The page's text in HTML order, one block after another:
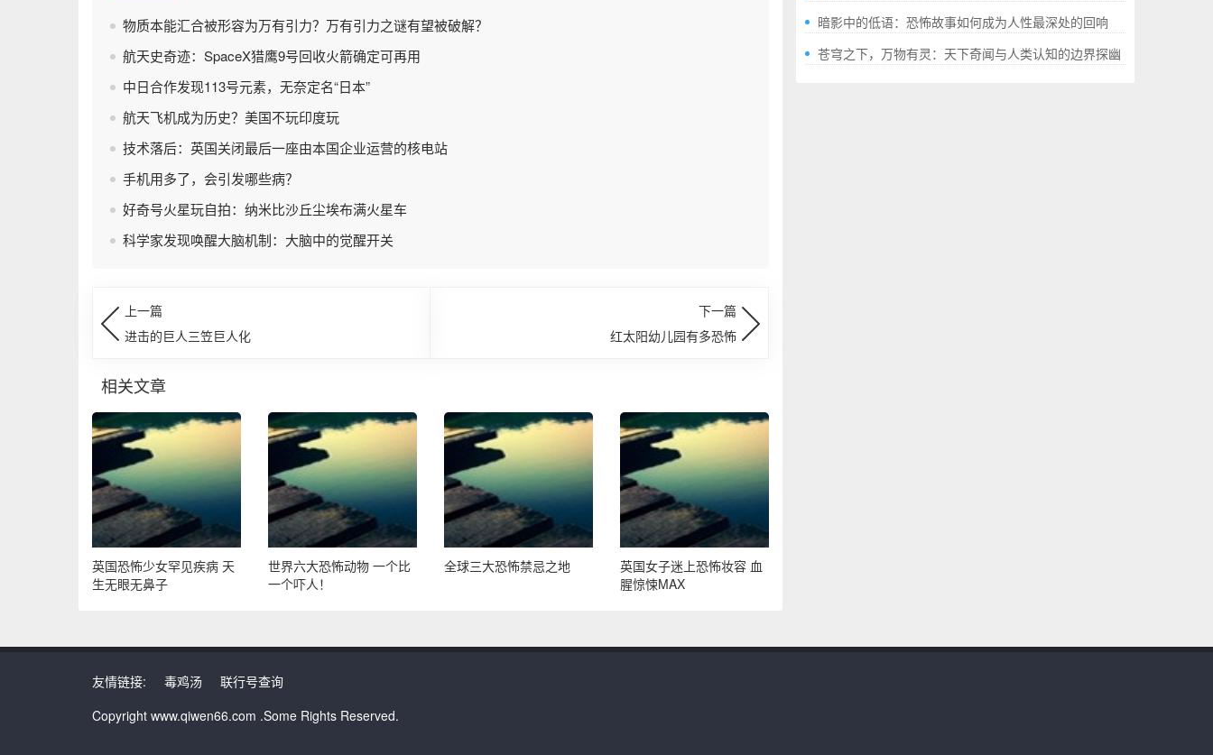
物质本能汇合被形容为万有引力？万有引力之谜有望被破解？
航天史奇迹：SpaceX猎鹰9号回收火箭确定可再用
中日合作发现113号元素，无奈定名“日本”
航天飞机成为历史？美国不玩印度玩
技术落后：英国关闭最后一座由本国企业运营的核电站
手机用多了，会引发哪些病？
好奇号火星玩自拍：纳米比沙丘尘埃布满火星车
科学家发现唤醒大脑机制：大脑中的觉醒开关
上一篇
进击的巨人三笠巨人化
下一篇
红太阳幼儿园有多恐怖
相关文章
英国恐怖少女罕见疾病 天
生无眼无鼻子
世界六大恐怖动物 一个比
一个吓人！
全球三大恐怖禁忌之地
英国女子迷上恐怖妆容 血
腥惊悚MAX
暗影中的低语：恐怖故事如何成为人性最深处的回响
苍穹之下，万物有灵：天下奇闻与人类认知的边界探幽
友情链接: 毒鸡汤
联行号查询
Copyright www.qiwen66.com .Some Rights Reserved.